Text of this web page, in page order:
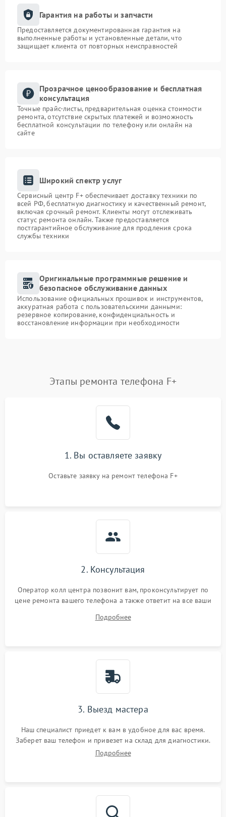
Гарантия на работы и запчасти
Предоставляется документированная гарантия на
выполненные работы и установленные детали, что
защищает клиента от повторных неисправностей
Прозрачное ценообразование и бесплатная
консультация
Точные прайс-листы, предварительная оценка стоимости
ремонта, отсутствие скрытых платежей и возможность
бесплатной консультации по телефону или онлайн на
сайте
Широкий спектр услуг
Сервисный центр F+ обеспечивает доставку техники по
всей РФ, бесплатную диагностику и качественный ремонт,
включая срочный ремонт. Клиенты могут отслеживать
статус ремонта онлайн. Также предоставляется
постгарантийное обслуживание для продления срока
службы техники
Оригинальные программные решение и
безопасное обслуживание данных
Использование официальных прошивок и инструментов,
аккуратная работа с пользовательскими данными:
резервное копирование, конфиденциальность и
восстановление информации при необходимости
Этапы ремонта телефона F+
1. Вы оставляете заявку
Оставьте заявку на ремонт телефона F+
2. Консультация
Оператор колл центра позвонит вам, проконсультирует по
цене ремонта вашего телефона а также ответит на все ваши
Подробнее
3. Выезд мастера
Наш специалист приедет к вам в удобное для вас время.
Заберет ваш телефон и привезет на склад для диагностики.
Подробнее